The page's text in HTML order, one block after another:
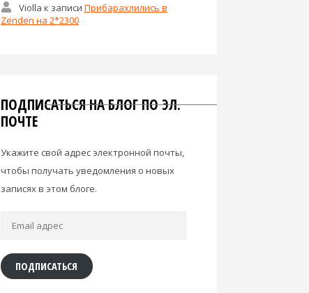
Violla к записи Прибарахлились в
Zenden на 2*2300
ПОДПИСАТЬСЯ НА БЛОГ ПО ЭЛ.
ПОЧТЕ
Укажите свой адрес электронной почты,
чтобы получать уведомления о новых
записях в этом блоге.
ПОДПИСАТЬСЯ